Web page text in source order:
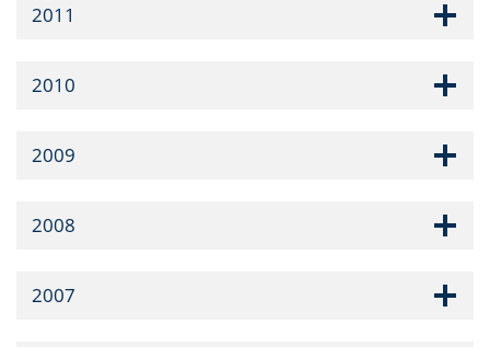
2011
2010
2009
2008
2007